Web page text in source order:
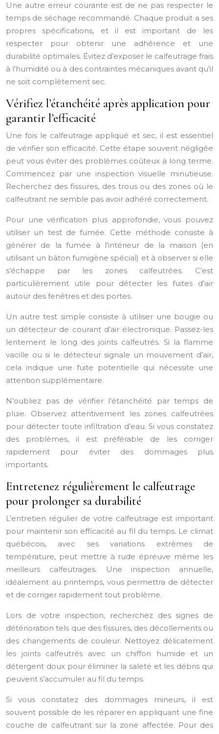
Une autre erreur courante est de ne pas respecter le
temps de séchage recommandé. Chaque produit a ses
propres spécifications, et il est important de les
respecter pour obtenir une adhérence et une
durabilité optimales. Évitez d’exposer le calfeutrage frais
à l’humidité ou à des contraintes mécaniques avant qu’il
ne soit complètement sec.
Vérifiez l’étanchéité après application pour
garantir l’efficacité
Une fois le calfeutrage appliqué et sec, il est essentiel
de vérifier son efficacité. Cette étape souvent négligée
peut vous éviter des problèmes coûteux à long terme.
Commencez par une inspection visuelle minutieuse.
Recherchez des fissures, des trous ou des zones où le
calfeutrant ne semble pas avoir adhéré correctement.
Pour une vérification plus approfondie, vous pouvez
utiliser un test de fumée. Cette méthode consiste à
générer de la fumée à l’intérieur de la maison (en
utilisant un bâton fumigène spécial) et à observer si elle
s’échappe par les zones calfeutrées. C’est
particulièrement utile pour détecter les fuites d’air
autour des fenêtres et des portes.
Un autre test simple consiste à utiliser une bougie ou
un détecteur de courant d’air électronique. Passez-les
lentement le long des joints calfeutrés. Si la flamme
vacille ou si le détecteur signale un mouvement d’air,
cela indique une fuite potentielle qui nécessite une
attention supplémentaire.
N’oubliez pas de vérifier l’étanchéité par temps de
pluie. Observez attentivement les zones calfeutrées
pour détecter toute infiltration d’eau. Si vous constatez
des problèmes, il est préférable de les corriger
rapidement pour éviter des dommages plus
importants.
Entretenez régulièrement le calfeutrage
pour prolonger sa durabilité
L’entretien régulier de votre calfeutrage est important
pour maintenir son efficacité au fil du temps. Le climat
québécois, avec ses variations extrêmes de
température, peut mettre à rude épreuve même les
meilleurs calfeutrages. Une inspection annuelle,
idéalement au printemps, vous permettra de détecter
et de corriger rapidement tout problème.
Lors de votre inspection, recherchez des signes de
détérioration tels que des fissures, des décollements ou
des changements de couleur. Nettoyez délicatement
les joints calfeutrés avec un chiffon humide et un
détergent doux pour éliminer la saleté et les débris qui
peuvent s’accumuler au fil du temps.
Si vous constatez des dommages mineurs, il est
souvent possible de les réparer en appliquant une fine
couche de calfeutrant sur la zone affectée. Pour des